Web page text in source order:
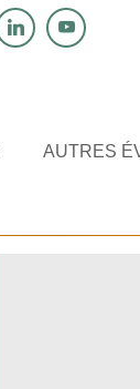
AUTRES